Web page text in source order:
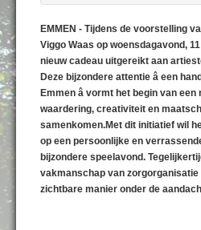
EMMEN - Tijdens de voorstelling
Viggo Waas op woensdagavond,
nieuw cadeau uitgereikt aan
Deze bijzondere attentie â een
Emmen â vormt het begin van
waardering, creativiteit en
samenkomen.Met dit initiatief wil
op een persoonlijke en
bijzondere speelavond.
vakmanschap van zorgorganisatie
zichtbare manier onder de